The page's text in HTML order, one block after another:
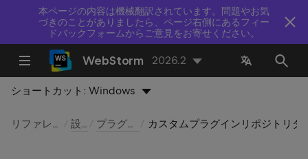
本ページの内容は機械翻訳されています。問題やお気
づきのことがありましたら、ページ右側にあるフィー
ドバックフォームからご意見をお寄せください。
WebStorm 2026.2
ショートカット:Windows
リファレンス 設定 プラグイン